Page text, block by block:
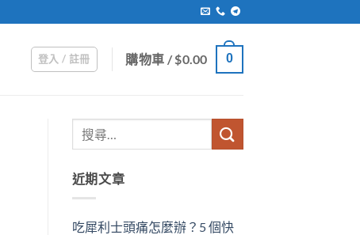
登入 / 註冊 購物車 /$0.00 0
近期文章
吃犀利士頭痛怎麼辦？5 個快